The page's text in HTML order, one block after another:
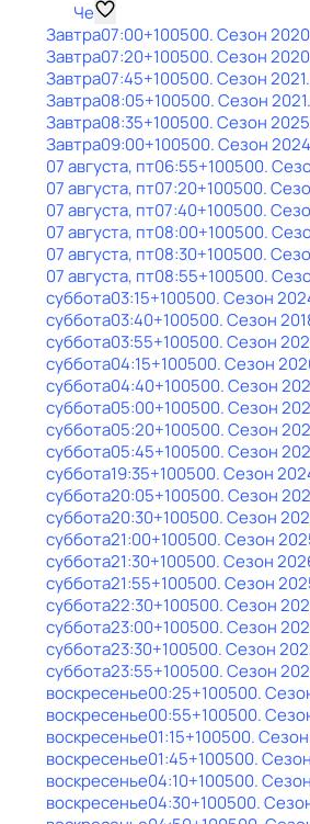
Че
Завтра07:00+100500. Сезон 2020
Завтра07:20+100500. Сезон 2020
Завтра07:45+100500. Сезон 2021
Завтра08:05+100500. Сезон 2021
Завтра08:35+100500. Сезон 2025
Завтра09:00+100500. Сезон 2024
07 августа, пт06:55+100500.
07 августа, пт07:20+100500.
07 августа, пт07:40+100500.
07 августа, пт08:00+100500.
07 августа, пт08:30+100500.
07 августа, пт08:55+100500.
суббота03:15+100500. Сезон
суббота03:40+100500. Сезон
суббота03:55+100500. Сезон
суббота04:15+100500. Сезон
суббота04:40+100500. Сезон
суббота05:00+100500. Сезон
суббота05:20+100500. Сезон
суббота05:45+100500. Сезон
суббота19:35+100500. Сезон
суббота20:05+100500. Сезон
суббота20:30+100500. Сезон
суббота21:00+100500. Сезон
суббота21:30+100500. Сезон
суббота21:55+100500. Сезон
суббота22:30+100500. Сезон
суббота23:00+100500. Сезон
суббота23:30+100500. Сезон
суббота23:55+100500. Сезон
воскресенье00:25+100500.
воскресенье00:55+100500.
воскресенье01:15+100500.
воскресенье01:45+100500.
воскресенье04:10+100500.
воскресенье04:30+100500.